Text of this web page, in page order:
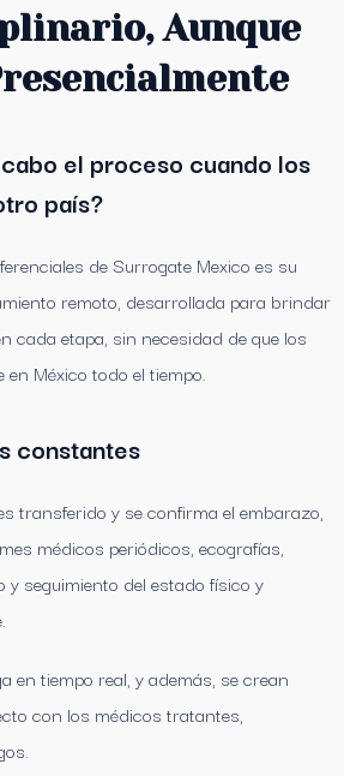
Aunque
el proceso cuando los
país?
de Surrogate Mexico es su
remoto, desarrollada para brindar
cada etapa, sin necesidad de que los
México todo el tiempo.
constantes
transferido y se confirma el embarazo,
médicos periódicos, ecografías,
seguimiento del estado físico y
en tiempo real, y además, se crean
con los médicos tratantes,